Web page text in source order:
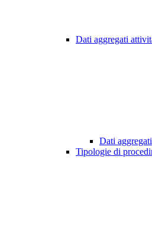
Dati aggregati
Dati
Tipologie di